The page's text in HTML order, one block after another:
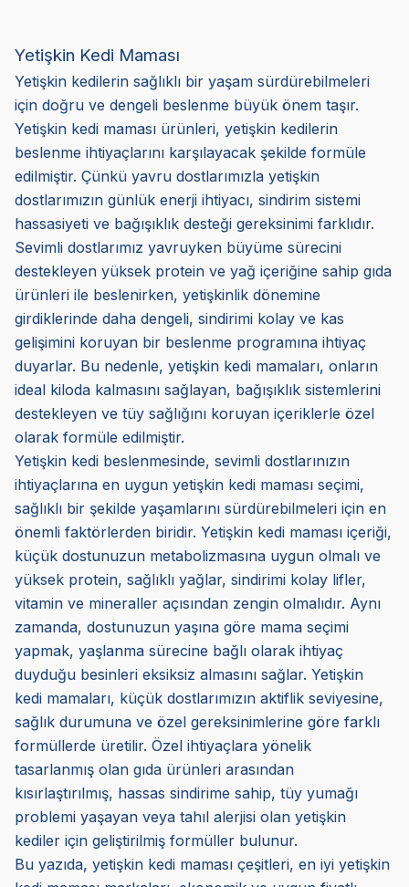
Yetişkin Kedi Maması
Yetişkin kedilerin sağlıklı bir yaşam sürdürebilmeleri
için doğru ve dengeli beslenme büyük önem taşır.
Yetişkin kedi maması ürünleri, yetişkin kedilerin
beslenme ihtiyaçlarını karşılayacak şekilde formüle
edilmiştir. Çünkü yavru dostlarımızla yetişkin
dostlarımızın günlük enerji ihtiyacı, sindirim sistemi
hassasiyeti ve bağışıklık desteği gereksinimi farklıdır.
Sevimli dostlarımız yavruyken büyüme sürecini
destekleyen yüksek protein ve yağ içeriğine sahip gıda
ürünleri ile beslenirken, yetişkinlik dönemine
girdiklerinde daha dengeli, sindirimi kolay ve kas
gelişimini koruyan bir beslenme programına ihtiyaç
duyarlar. Bu nedenle, yetişkin kedi mamaları, onların
ideal kiloda kalmasını sağlayan, bağışıklık sistemlerini
destekleyen ve tüy sağlığını koruyan içeriklerle özel
olarak formüle edilmiştir.
Yetişkin kedi beslenmesinde, sevimli dostlarınızın
ihtiyaçlarına en uygun yetişkin kedi maması seçimi,
sağlıklı bir şekilde yaşamlarını sürdürebilmeleri için en
önemli faktörlerden biridir. Yetişkin kedi maması içeriği,
küçük dostunuzun metabolizmasına uygun olmalı ve
yüksek protein, sağlıklı yağlar, sindirimi kolay lifler,
vitamin ve mineraller açısından zengin olmalıdır. Aynı
zamanda, dostunuzun yaşına göre mama seçimi
yapmak, yaşlanma sürecine bağlı olarak ihtiyaç
duyduğu besinleri eksiksiz almasını sağlar. Yetişkin
kedi mamaları, küçük dostlarımızın aktiflik seviyesine,
sağlık durumuna ve özel gereksinimlerine göre farklı
formüllerde üretilir. Özel ihtiyaçlara yönelik
tasarlanmış olan gıda ürünleri arasından
kısırlaştırılmış, hassas sindirime sahip, tüy yumağı
problemi yaşayan veya tahıl alerjisi olan yetişkin
kediler için geliştirilmiş formüller bulunur.
Bu yazıda, yetişkin kedi maması çeşitleri, en iyi yetişkin